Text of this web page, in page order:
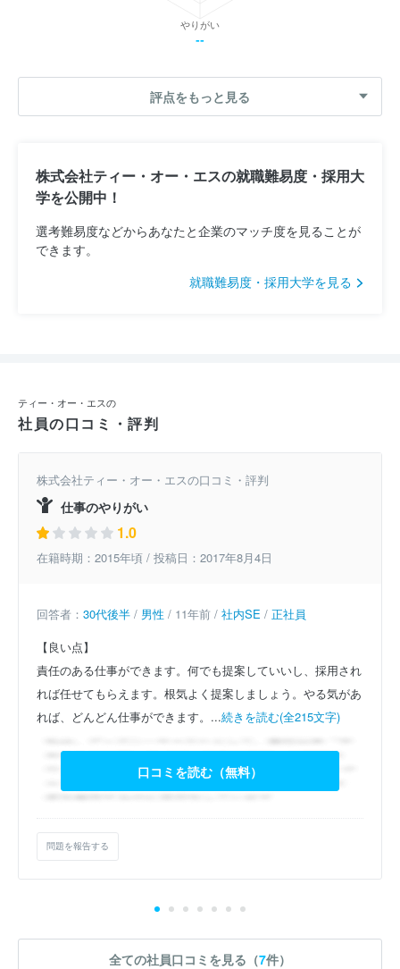
やりがい
--
評点をもっと見る
株式会社ティー・オー・エスの就職難易度・採用大
学を公開中！
選考難易度などからあなたと企業のマッチ度を見ることが
できます。
就職難易度・採用大学を見る
ティー・オー・エスの
社員の口コミ・評判
株式会社ティー・オー・エスの口コミ・評判
仕事のやりがい
1.0
在籍時期：2015年頃 / 投稿日：2017年8月4日
回答者： 30代後半 / 男性 / 11年前 / 社内SE / 正社員
【良い点】
責任のある仕事ができます。何でも提案していいし、採用され
れば任せてもらえます。根気よく提案しましょう。やる気があ
れば、どんどん仕事ができます。...続きを読む(全215文字)
口コミを読む（無料）
問題を報告する
全ての社員口コミを見る（7件）